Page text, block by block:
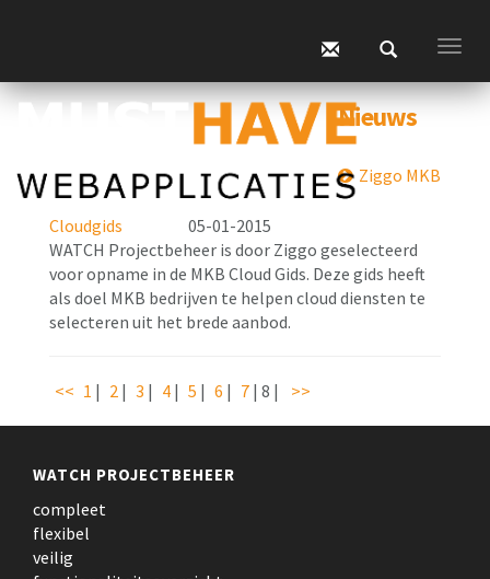
Nieuws
Ziggo MKB
Cloudgids
05-01-2015
WATCH Projectbeheer is door Ziggo geselecteerd
voor opname in de MKB Cloud Gids. Deze gids heeft
als doel MKB bedrijven te helpen cloud diensten te
selecteren uit het brede aanbod.
<< 1 | 2 | 3 | 4 | 5 | 6 | 7 | 8 | >>
WATCH PROJECTBEHEER
compleet
flexibel
veilig